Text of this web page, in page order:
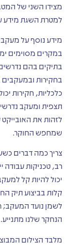
מצידו השני של
למטרת השגת מידע
מידע נוסף על
במקרים מסוימים
בתיקים בהם
בחקירות ובמעקבים
כלכליות, חקירות
תצפית ומעקב
לזהות את
שמחפש החוקר.
צריך כמה דברים
רב, טכניקות עבודה
יכול להיות קל
קלות בביצוע תיק
לשמן נועד המעקב;
הנחקר שלנו מתנייע.
מלבד הצילום